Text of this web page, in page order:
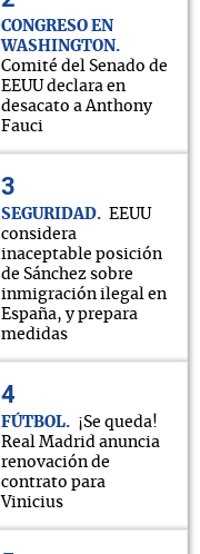
CONGRESO EN
WASHINGTON
Comité del Senado de
EEUU declara en
desacato a Anthony
Fauci
SEGURIDAD
EEUU
considera
inaceptable posición
de Sánchez sobre
inmigración ilegal en
España, y prepara
medidas
FÚTBOL
¡Se queda!
Real Madrid anuncia
renovación de
contrato para
Vinicius